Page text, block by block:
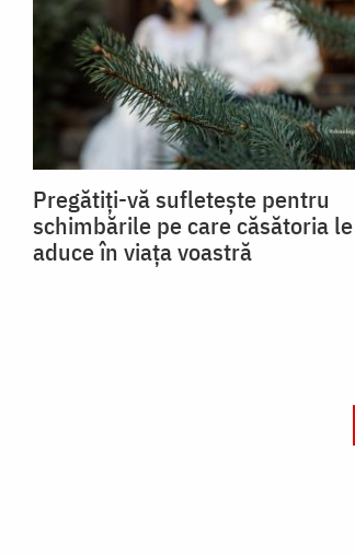
Pregătiți-vă sufletește pentru
schimbările pe care căsătoria le
aduce în viața voastră